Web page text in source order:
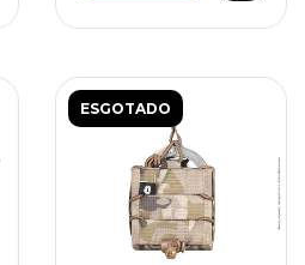
ESGOTADO